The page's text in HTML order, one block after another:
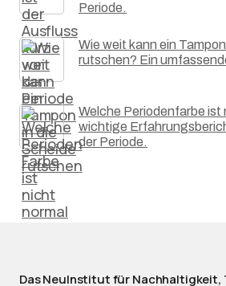
Periode.
Wie weit kann ein
rutschen? Ein
Welche Periodenfarbe ist
wichtige
der Periode.
Das NeuInstitut für Nachhaltigkeit,